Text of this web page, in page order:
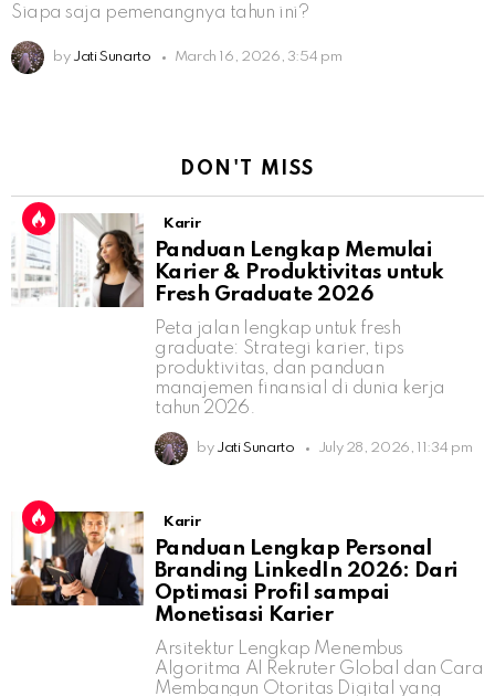
Siapa saja pemenangnya tahun ini?
by Jati Sunarto March 16, 2026, 3:54 pm
DON'T MISS
Karir
Panduan Lengkap Memulai
Karier & Produktivitas untuk
Fresh Graduate 2026
Peta jalan lengkap untuk fresh
graduate: Strategi karier, tips
produktivitas, dan panduan
manajemen finansial di dunia kerja
tahun 2026.
by Jati Sunarto July 28, 2026, 11:34 pm
Karir
Panduan Lengkap Personal
Branding LinkedIn 2026: Dari
Optimasi Profil sampai
Monetisasi Karier
Arsitektur Lengkap Menembus
Algoritma AI Rekruter Global dan Cara
Membangun Otoritas Digital yang